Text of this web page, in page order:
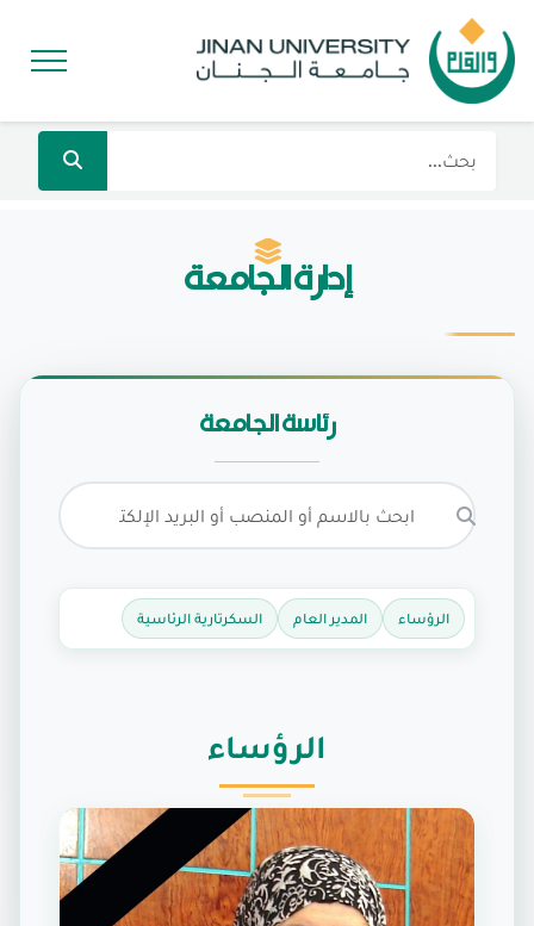
إدارة الجامعة
رئاسة الجامعة
الرؤساء المدير العام السكرتارية الرئاسية
الرؤساء